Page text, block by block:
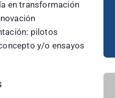
en transformación
pilotos
y/o ensayos